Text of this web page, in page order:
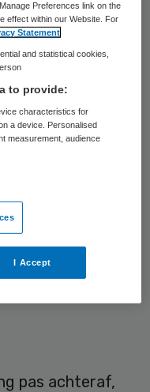
onderzoeken”,
tegenstelling tot
nu al zelfs een
Het gaat
gevallen,
manier om
te
de
meer dan 1,5
pechhulp- en
pas achteraf,
Preferences link on the
effect within our Website. For
Statement
and statistical cookies,
to provide:
characteristics for
a device. Personalised
measurement, audience
I Accept